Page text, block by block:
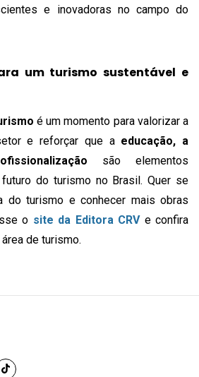
e inovadoras no campo do
um turismo sustentável e
é um momento para valorizar a
e reforçar que a educação, a
são elementos
do turismo no Brasil. Quer se
do turismo e conhecer mais obras
o site da Editora CRVe confira
de turismo.